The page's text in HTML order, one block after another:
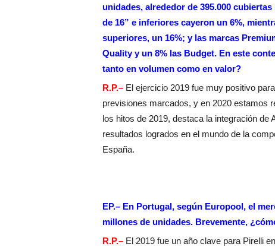
unidades, alrededor de 395.000
de 16” e inferiores cayeron un 6%,
superiores, un 16%; y las marcas
Quality y un 8% las Budget. En este
tanto en volumen como en valor?
R.P.– El ejercicio 2019 fue muy positivo
previsiones marcados, y en 2020 estamos
los hitos de 2019, destaca la integración
resultados logrados en el mundo de la
España.
EP.– En Portugal, según Europool, el
millones de unidades. Brevemente,
R.P.– El 2019 fue un año clave para Pirelli